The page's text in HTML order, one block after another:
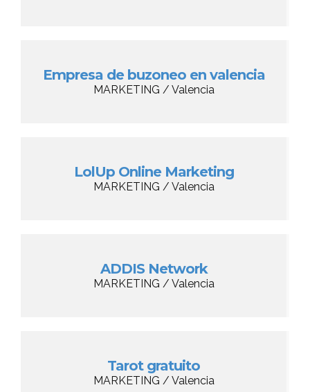
Empresa de buzoneo en valencia
MARKETING / Valencia
LolUp Online Marketing
MARKETING / Valencia
ADDIS Network
MARKETING / Valencia
Tarot gratuito
MARKETING / Valencia